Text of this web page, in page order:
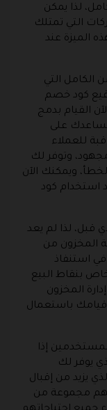
لذا يمكن
التي تمتلك
الميزة عند
الكامل التي
كود خصم
القيام بدمج
تساعدك على
للعملاء
وتوفر لك
ويمكنك الآن
استخدام كود
قبل، لذا لم يعد
المخزون من
استنفاذ
بنقاط البيع
المخزون
باستعمال
إذا
يوفر لك
يزيد من إقبال
مجموعة من